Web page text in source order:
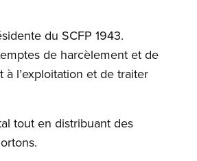
du SCFP 1943.
de harcèlement et de
à l’exploitation et de traiter
tout en distribuant des